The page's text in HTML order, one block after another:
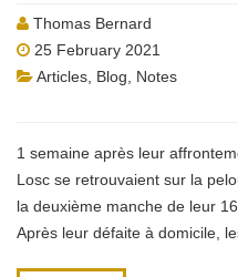
Thomas Bernard
25 February 2021
Articles Blog
Notes
1 semaine après leur
Losc se retrouvaient sur la
la deuxième manche de leur
Après leur défaite à domicile,